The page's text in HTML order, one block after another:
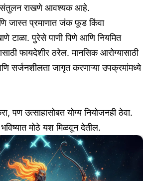
संतुलन राखणे आवश्यक आहे.
जास्त प्रमाणात जंक फूड किंवा
टाळा. पुरेसे पाणी पिणे आणि नियमित
फायदेशीर ठरेल. मानसिक आरोग्यासाठी
सर्जनशीलता जागृत करणाऱ्या उपक्रमांमध्ये
पण उत्साहासोबत योग्य नियोजनही ठेवा.
मोठे यश मिळवून देतील.